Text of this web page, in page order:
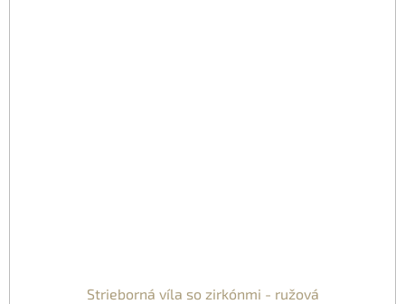
Strieborná víla so zirkónmi - ružová